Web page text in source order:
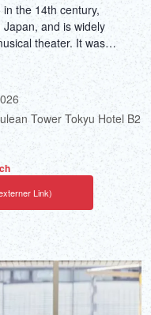
the 14th century,
and is widely
theater. It was
Heritage in 2001 and
forms of theater. But it is
Japanese
art that
get in touch with Japanese
explanations, and
continue to carry on the
deep into the soul of
Tower Tokyu Hotel B2
Link)